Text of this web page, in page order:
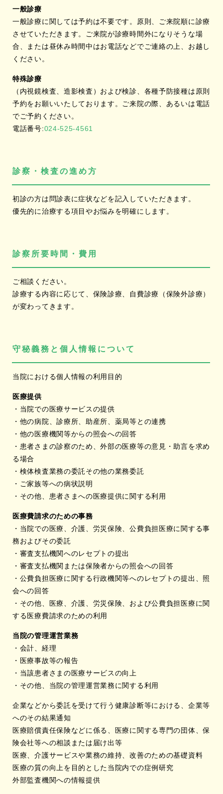
一般診療
一般診療に関しては予約は不要です。原則、ご来院順に診療
させていただきます。ご来院が診療時間外になりそうな場
合、または昼休み時間中はお電話などでご連絡の上、お越し
ください。
特殊診療
（内視鏡検査、造影検査）および検診、各種予防接種は原則
予約をお願いいたしております。ご来院の際、あるいは電話
でご予約ください。
電話番号:024-525-4561
診察・検査の進め方
初診の方は問診表に症状などを記入していただきます。
優先的に治療する項目やお悩みを明確にします。
診察所要時間・費用
ご相談ください。
診療する内容に応じて、保険診療、自費診療（保険外診療）
が変わってきます。
守秘義務と個人情報について
当院における個人情報の利用目的
医療提供
・当院での医療サービスの提供
・他の病院、診療所、助産所、薬局等との連携
・他の医療機関等からの照会への回答
・患者さまの診察のため、外部の医療等の意見・助言を求め
る場合
・検体検査業務の委託その他の業務委託
・ご家族等への病状説明
・その他、患者さまへの医療提供に関する利用
医療費請求のための事務
・当院での医療、介護、労災保険、公費負担医療に関する事
務およびその委託
・審査支払機関へのレセプトの提出
・審査支払機関または保険者からの照会への回答
・公費負担医療に関する行政機関等へのレセプトの提出、照
会への回答
・その他、医療、介護、労災保険、および公費負担医療に関
する医療費請求のための利用
当院の管理運営業務
・会計、経理
・医療事故等の報告
・当該患者さまの医療サービスの向上
・その他、当院の管理運営業務に関する利用
企業などから委託を受けて行う健康診断等における、企業等
へのその結果通知
医療賠償責任保険などに係る、医療に関する専門の団体、保
険会社等への相談または届け出等
医療、介護サービスや業務の維持、改善のための基礎資料
医療の質の向上を目的とした当院内での症例研究
外部監査機関への情報提供